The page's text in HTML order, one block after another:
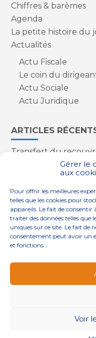
Gérer le
aux
Pour offrir les meilleures
telles que les cookies pour
appareils. Le fait de
traiter des données telles
uniques sur ce site. Le fait de
consentement peut avoir un
et fonctions.
Voir
Chiffres & barèmes
Agenda
La petite histoire du
Actualités
Actu Fiscale
Le coin du
Actu Sociale
Actu Juridique
ARTICLES
Transfert du
l’Urssaf : des
Appareils
Contrôle de la
Industriels : le point
réglementaires
Footer QUI SOMMES-
NOS SOLUTIONS
CONCEPTION ET